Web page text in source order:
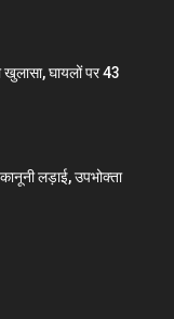
खुलासा, घायलों पर 43
लड़ाई, उपभोक्ता